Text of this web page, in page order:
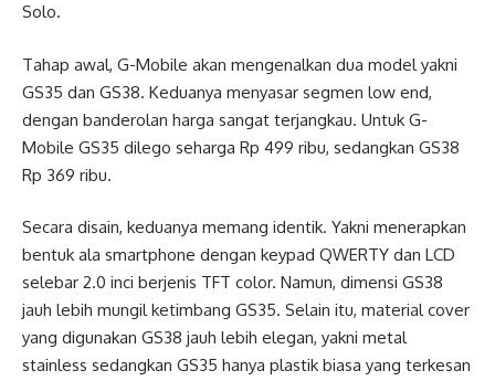
Solo.
Tahap awal, G-Mobile akan mengenalkan dua model yakni
GS35 dan GS38. Keduanya menyasar segmen low end,
dengan banderolan harga sangat terjangkau. Untuk G-
Mobile GS35 dilego seharga Rp 499 ribu, sedangkan GS38
Rp 369 ribu.
Secara disain, keduanya memang identik. Yakni menerapkan
bentuk ala smartphone dengan keypad QWERTY dan LCD
selebar 2.0 inci berjenis TFT color. Namun, dimensi GS38
jauh lebih mungil ketimbang GS35. Selain itu, material cover
yang digunakan GS38 jauh lebih elegan, yakni metal
stainless sedangkan GS35 hanya plastik biasa yang terkesan